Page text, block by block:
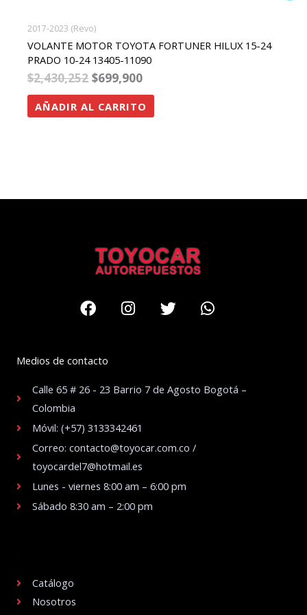
2017-2023 (Revo)
VOLANTE MOTOR TOYOTA FORTUNER HILUX 15-24
PRADO 10-24 13405-11090
$2,430,252 $699,900
AÑADIR AL CARRITO
FacebookInstagram
TwitterWhatsapp
Medios de contacto
Calle 65 # 26 - 23 Barrio 7 de Agosto Bogotá –
Colombia
Móvil: (+57) 3133342461
Correo: contacto@toyocar.com.co /
toyocardel7@hotmail.es
Lunes - viernes 8:00 am – 6:00 pm
Sábado 8:30 am – 2:00 pm
Catálogo
Nosotros